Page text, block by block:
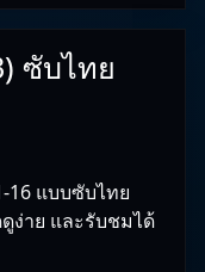
ซับไทย
16 แบบซับไทย
ง่าย และรับชมได้